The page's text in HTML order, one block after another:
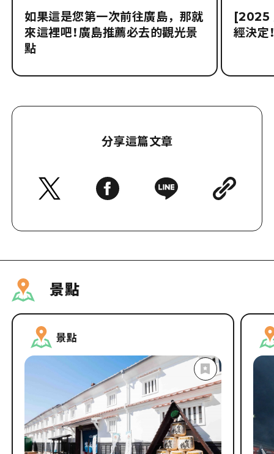
如果這是您第一次前往廣島，那就
來這裡吧！廣島推薦必去的觀光景
點
[2025
經決定
分享這篇文章
景點
景點